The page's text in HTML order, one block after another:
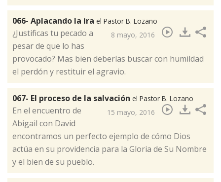
066- Aplacando la ira el Pastor B. Lozano
8 mayo, 2016
¿Justificas tu pecado a
pesar de que lo has
provocado?​ Mas bien deberías buscar con humildad
el perdón y restituir el agravio.
067- El proceso de la salvación el Pastor B. Lozano
15 mayo, 2016
En el encuentro de
Abigail con David
encontramos un perfecto ejemplo de cómo Dios
actúa en su providencia para la Gloria de Su Nombre
y el bien de su pueblo.​